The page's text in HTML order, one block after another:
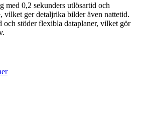
0,2 sekunders utlösartid och
vilket ger detaljrika bilder även nattetid.
och stöder flexibla dataplaner, vilket gör